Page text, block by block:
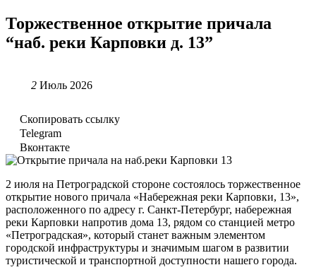
Торжественное открытие причала
“наб. реки Карповки д. 13”
2 Июль 2026
Скопировать ссылку
Telegram
Вконтакте
2 июля на Петроградской стороне состоялось торжественное
открытие нового причала «Набережная реки Карповки, 13»,
расположенного по адресу г. Санкт-Петербург, набережная
реки Карповки напротив дома 13, рядом со станцией метро
«Петроградская», который станет важным элементом
городской инфраструктуры и значимым шагом в развитии
туристической и транспортной доступности нашего города.